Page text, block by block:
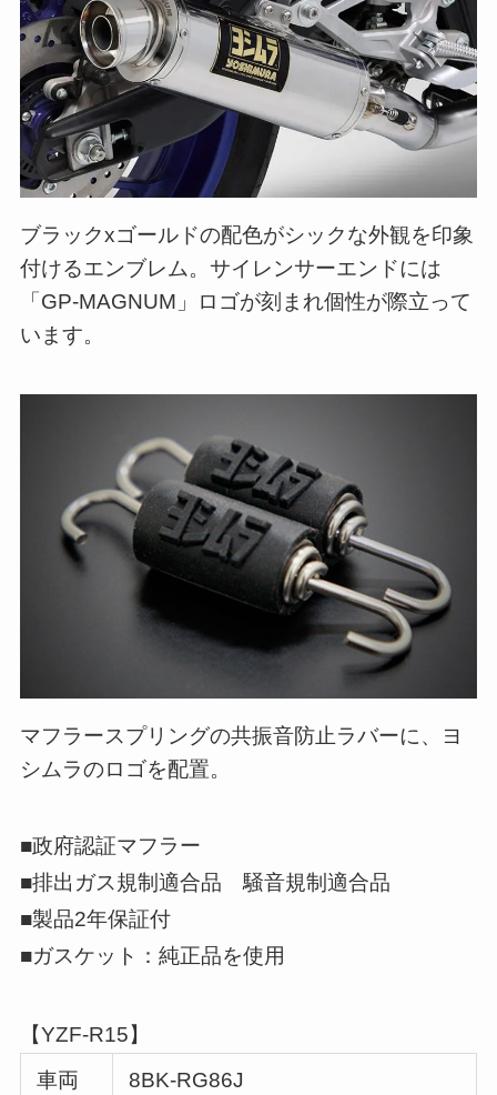
ブラックxゴールドの配色がシックな外観を印象
付けるエンブレム。サイレンサーエンドには
「GP-MAGNUM」ロゴが刻まれ個性が際立って
います。
マフラースプリングの共振音防止ラバーに、ヨ
シムラのロゴを配置。
■政府認証マフラー
■排出ガス規制適合品 騒音規制適合品
■製品2年保証付
■ガスケット：純正品を使用
【YZF-R15】
車両
8BK-RG86J